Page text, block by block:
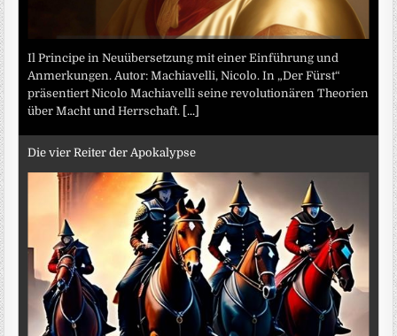
Il Principe in Neuübersetzung mit einer Einführung und
Anmerkungen. Autor: Machiavelli, Nicolo. In „Der Fürst“
präsentiert Nicolo Machiavelli seine revolutionären Theorien
über Macht und Herrschaft. [...]
Die vier Reiter der Apokalypse